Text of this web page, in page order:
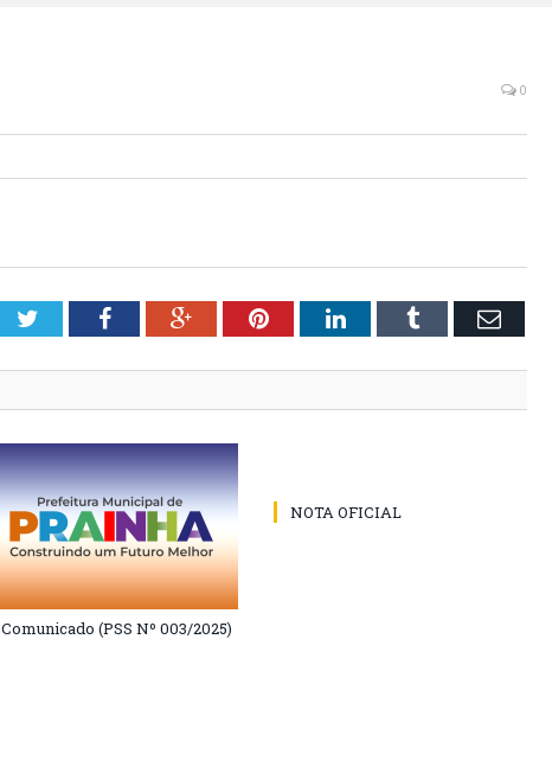
0
TwitterFacebookGoogle+PinterestLinkedInTumblr Email
Comunicado (PSS Nº 003/2025)
NOTA OFICIAL